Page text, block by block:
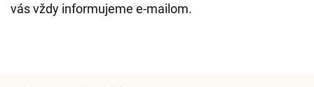
vás vždy informujeme e-mailom.